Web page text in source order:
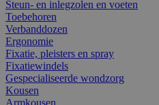
Steun- en inlegzolen en voeten
Toebehoren
Verbanddozen
Ergonomie
Fixatie, pleisters en spray
Fixatiewindels
Gespecialiseerde wondzorg
Kousen
Armkousen